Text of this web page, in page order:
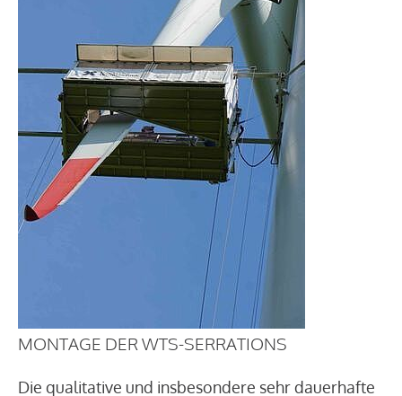
MONTAGE DER WTS-SERRATIONS
Die qualitative und insbesondere sehr dauerhafte